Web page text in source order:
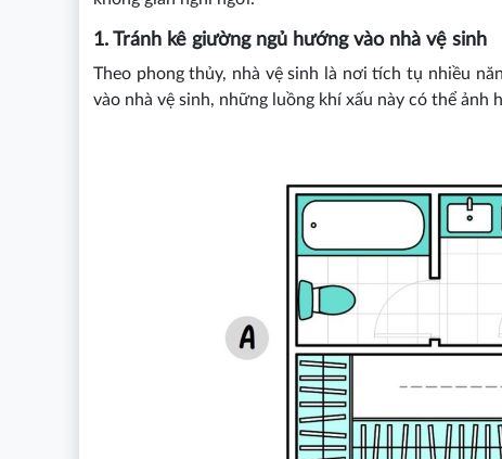
1. Tránh kê giường ngủ hướng vào nhà vệ sinh
Theo phong thủy, nhà vệ sinh là nơi tích tụ nhiều
vào nhà vệ sinh, những luồng khí xấu này có thể